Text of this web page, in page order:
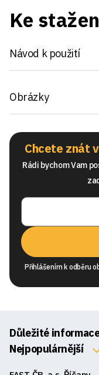
Ke
Návod k použití
Obrázky
Chcete znát
Rádi bychom Vam
Přihlášením k odběru
Důležité
O nás
Nejpopulárnější